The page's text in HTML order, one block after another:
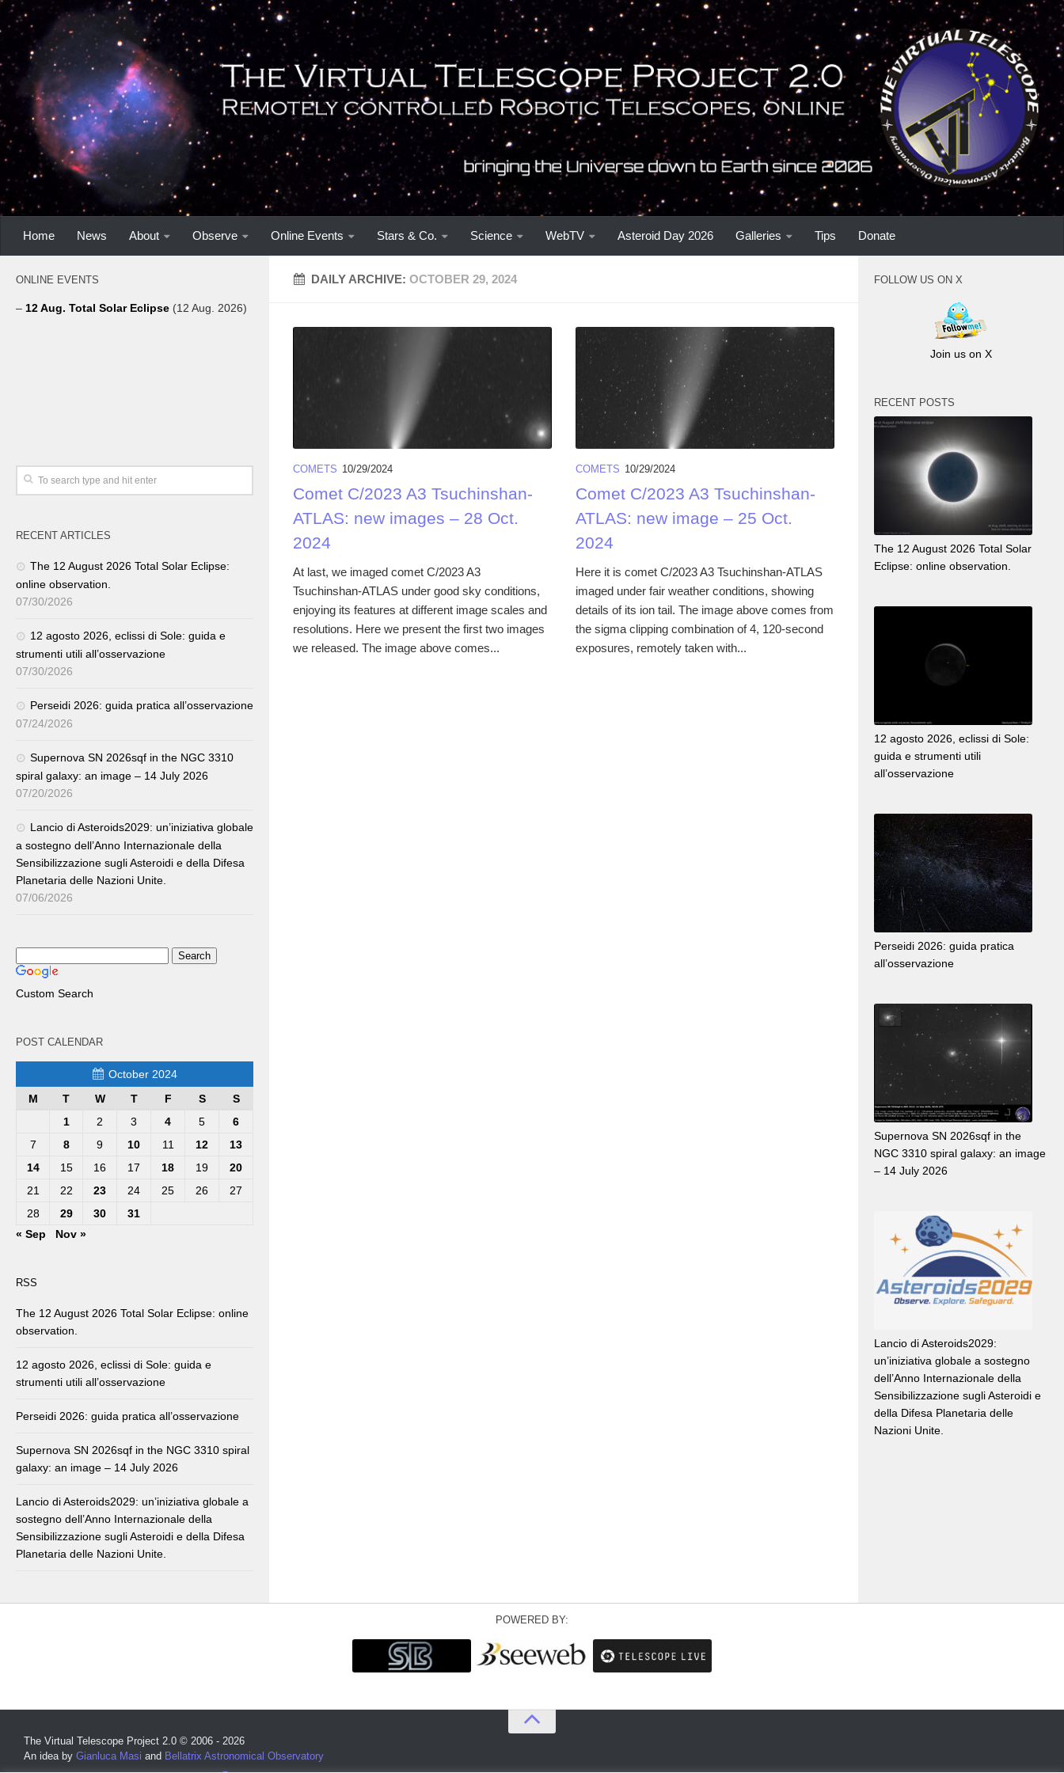
Home News About Observe Online Events Stars & Co. Science WebTV Asteroid Day 2026 Galleries Tips Donate
DAILY ARCHIVE:OCTOBER 29, 2024
COMETS 10/29/2024
Comet C/2023 A3 Tsuchinshan-
ATLAS: new images – 28 Oct.
2024
At last, we imaged comet C/2023 A3
Tsuchinshan-ATLAS under good sky conditions,
enjoying its features at different image scales and
resolutions. Here we present the first two images
we released. The image above comes...
COMETS 10/29/2024
Comet C/2023 A3 Tsuchinshan-
ATLAS: new image – 25 Oct.
2024
Here it is comet C/2023 A3 Tsuchinshan-ATLAS
imaged under fair weather conditions, showing
details of its ion tail. The image above comes from
the sigma clipping combination of 4, 120-second
exposures, remotely taken with...
ONLINE EVENTS
– 12 Aug. Total Solar Eclipse (12 Aug. 2026)
RECENT ARTICLES
The 12 August 2026 Total Solar Eclipse:
online observation.
07/30/2026
12 agosto 2026, eclissi di Sole: guida e
strumenti utili all’osservazione
07/30/2026
Perseidi 2026: guida pratica all’osservazione
07/24/2026
Supernova SN 2026sqf in the NGC 3310
spiral galaxy: an image – 14 July 2026
07/20/2026
Lancio di Asteroids2029: un’iniziativa globale
a sostegno dell’Anno Internazionale della
Sensibilizzazione sugli Asteroidi e della Difesa
Planetaria delle Nazioni Unite.
07/06/2026
Custom Search
POST CALENDAR
October 2024
M
T W T F S
S
1
2 3 4 5
6
7
8 9 10 11 12
13
14
15 16 17 18 19
20
21
22 23 24 25 26
27
28
29 30
31
« Sep
Nov »
RSS
The 12 August 2026 Total Solar Eclipse: online
observation.
12 agosto 2026, eclissi di Sole: guida e
strumenti utili all’osservazione
Perseidi 2026: guida pratica all’osservazione
Supernova SN 2026sqf in the NGC 3310 spiral
galaxy: an image – 14 July 2026
Lancio di Asteroids2029: un’iniziativa globale a
sostegno dell’Anno Internazionale della
Sensibilizzazione sugli Asteroidi e della Difesa
Planetaria delle Nazioni Unite.
FOLLOW US ON X
Join us on X
RECENT POSTS
The 12 August 2026 Total Solar
Eclipse: online observation.
12 agosto 2026, eclissi di Sole:
guida e strumenti utili
all’osservazione
Perseidi 2026: guida pratica
all’osservazione
Supernova SN 2026sqf in the
NGC 3310 spiral galaxy: an image
– 14 July 2026
Lancio di Asteroids2029:
un’iniziativa globale a sostegno
dell’Anno Internazionale della
Sensibilizzazione sugli Asteroidi e
della Difesa Planetaria delle
Nazioni Unite.
POWERED BY:
The Virtual Telescope Project 2.0 © 2006 - 2026
An idea by Gianluca Masi and Bellatrix Astronomical Observatory